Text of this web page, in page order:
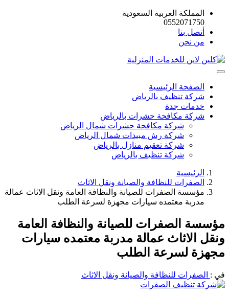
المملكة العربية السعودية
0552071750
أتصل بنا
من نحن
الصفحة الرئيسية
شركة تنظيف بالرياض
خدمات جدة
شركة مكافحة حشرات بالرياض
شركة مكافحة حشرات شمال الرياض
شركة رش مبيدات شمال الرياض
شركة تعقيم منازل بالرياض
شركة تنظيف بالرياض
الرئيسية
الصفرات للنظافة والصيانة ونقل الاثاث
مؤسسة الصفرات للصيانة والنظافة العامة ونقل الاثاث عمالة
مدربة معتمده سيارات مجهزة لسرعة الطلب
مؤسسة الصفرات للصيانة والنظافة العامة
ونقل الاثاث عمالة مدربة معتمده سيارات
مجهزة لسرعة الطلب
في : الصفرات للنظافة والصيانة ونقل الاثاث